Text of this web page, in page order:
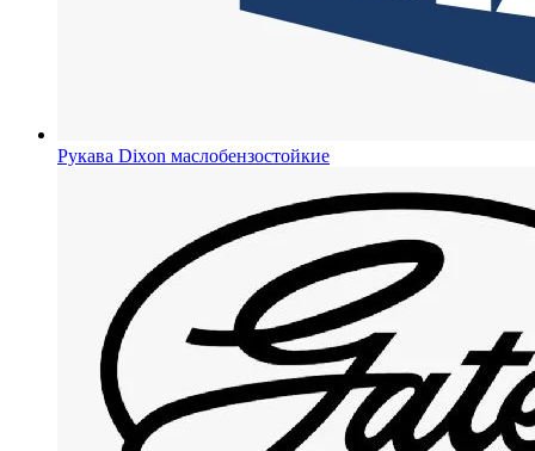
Рукава Dixon маслобензостойкие